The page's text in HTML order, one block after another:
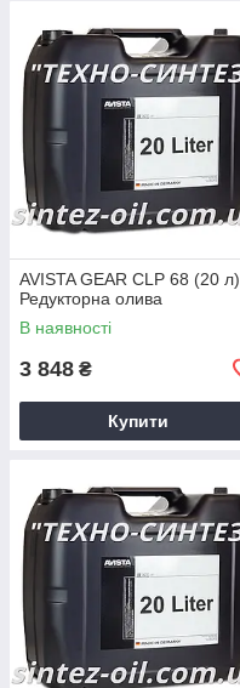
AVISTA GEAR CLP 68 (20 л)
Редукторна олива
В наявності
3 848 ₴
Купити